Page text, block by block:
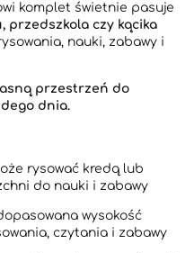
komplet świetnie pasuje
przedszkola czy kącika
nauki, zabawy i
przestrzeń do
dnia.
rysować kredą lub
do nauki i zabawy
wysokość
czytania i zabawy